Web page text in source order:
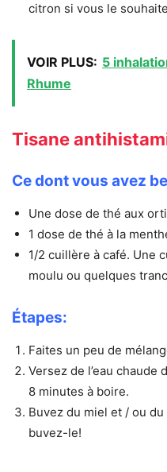
citron si vous le
VOIR PLUS: 5
Rhume
Tisane
Ce dont vous avez
Une dose de thé aux
1 dose de thé à la
1/2 cuillère à café. Une
moulu ou quelques
Étapes:
Faites un peu de
Versez de l’eau chaude
8 minutes à boire.
Buvez du miel et / ou
buvez-le!